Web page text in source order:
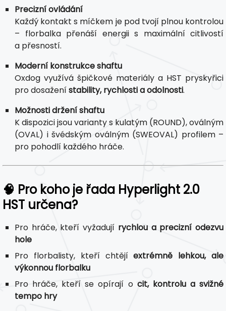
Precizní ovládání
Každý kontakt s míčkem je pod tvojí plnou kontrolou
– florbalka přenáší energii s maximální citlivostí
a přesností.
Moderní konstrukce shaftu
Oxdog využívá špičkové materiály a HST pryskyřici
pro dosaženístability, rychlosti a odolnosti.
Možnosti držení shaftu
K dispozici jsou varianty s kulatým (ROUND), oválným
(OVAL) i švédským oválným (SWEOVAL) profilem –
pro pohodlí každého hráče.
🧠 Pro koho je řada Hyperlight 2.0
HST určena?
Pro hráče, kteří vyžadují rychlou a precizní odezvu
hole
Pro florbalisty, kteří chtějíextrémně lehkou, ale
výkonnou florbalku
Pro hráče, kteří se opírají o cit, kontrolu a svižné
tempo hry